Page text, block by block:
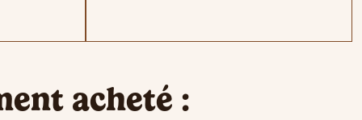
clous
Tournesol
acheté :